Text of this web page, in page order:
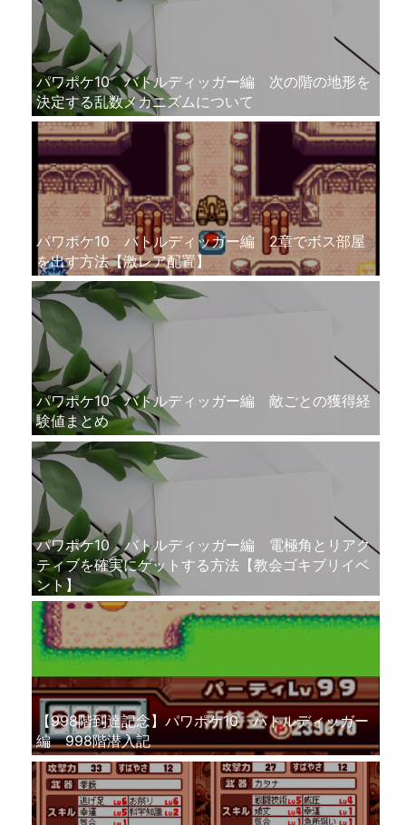
パワポケ10 バトルディッガー編 次の階の地形を
決定する乱数メカニズムについて
パワポケ10 バトルディッガー編 2章でボス部屋
を出す方法【激レア配置】
パワポケ10 バトルディッガー編 敵ごとの獲得経
験値まとめ
パワポケ10 バトルディッガー編 電極角とリアク
ティブを確実にゲットする方法【教会ゴキブリイベ
ント】
【998階到達記念】パワポケ10 バトルディッガー
編 998階潜入記